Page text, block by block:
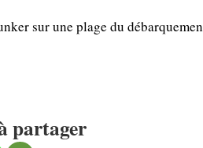
sur une plage du
partager